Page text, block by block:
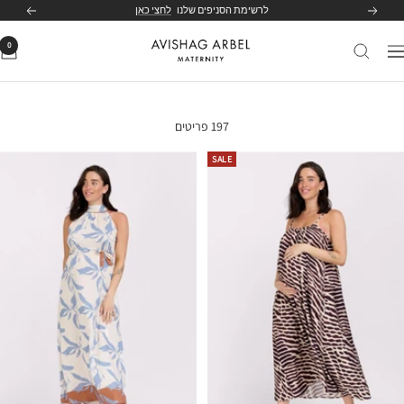
הקודם לרשימת הסניפים שלנו לחצי כאן הבא
ניווט
Avishag
0
197 פריטים
SALE